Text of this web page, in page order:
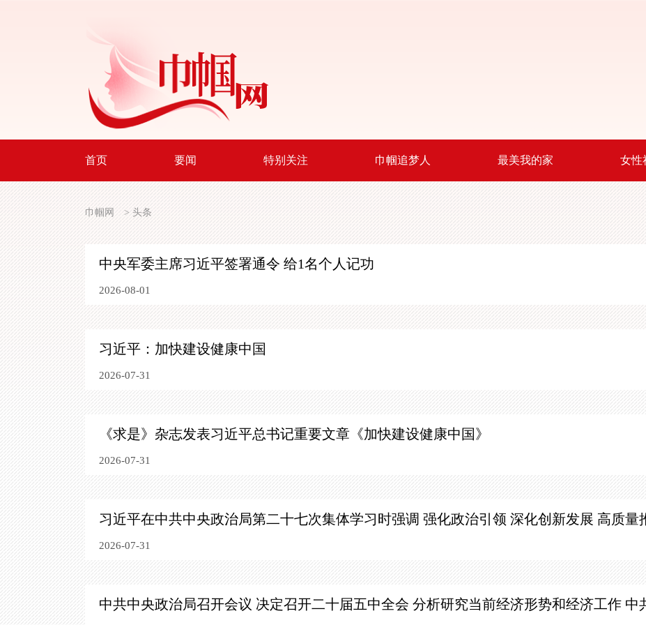
首页 要闻 特别关注 巾帼追梦人 最美我的家 女性
巾帼网 > 头条
中央军委主席习近平签署通令 给1名个人记功
2026-08-01
习近平：加快建设健康中国
2026-07-31
《求是》杂志发表习近平总书记重要文章《加快建设健康中国》
2026-07-31
习近平在中共中央政治局第二十七次集体学习时强调 强化政治引领 深化创新发展 高质量
2026-07-31
中共中央政治局召开会议 决定召开二十届五中全会 分析研究当前经济形势和经济工作 中